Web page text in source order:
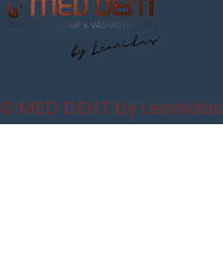
© MED DENT by Leonidas